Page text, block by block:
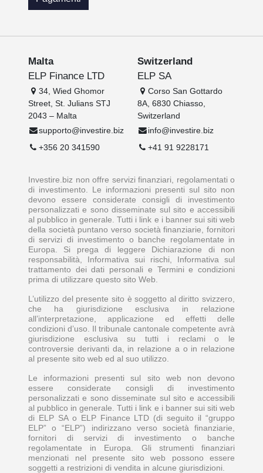
Malta
ELP Finance LTD
34, Wied Ghomor
Street, St. Julians STJ
2043 – Malta
supporto@investire.biz
+356 20 341590
Switzerland
ELP SA
Corso San Gottardo
8A, 6830 Chiasso,
Switzerland
info@investire.biz
+41 91 9228171
Investire.biz non offre servizi finanziari, regolamentati o
di investimento. Le informazioni presenti sul sito non
devono essere considerate consigli di investimento
personalizzati e sono disseminate sul sito e accessibili
al pubblico in generale. Tutti i link e i banner sui siti web
della società puntano verso società finanziarie, fornitori
di servizi di investimento o banche regolamentate in
Europa. Si prega di leggere Dichiarazione di non
responsabilità, Informativa sui rischi, Informativa sul
trattamento dei dati personali e Termini e condizioni
prima di utilizzare questo sito Web.
L’utilizzo del presente sito è soggetto al diritto svizzero,
che ha giurisdizione esclusiva in relazione
all’interpretazione, applicazione ed effetti delle
condizioni d’uso. Il tribunale cantonale competente avrà
giurisdizione esclusiva su tutti i reclami o le
controversie derivanti da, in relazione a o in relazione
al presente sito web ed al suo utilizzo.
Le informazioni presenti sul sito web non devono
essere considerate consigli di investimento
personalizzati e sono disseminate sul sito e accessibili
al pubblico in generale. Tutti i link e i banner sui siti web
di ELP SA o ELP Finance LTD (di seguito il “gruppo
ELP” o “ELP”) indirizzano verso società finanziarie,
fornitori di servizi di investimento o banche
regolamentate in Europa. Gli strumenti finanziari
menzionati nel presente sito web possono essere
soggetti a restrizioni di vendita in alcune giurisdizioni.